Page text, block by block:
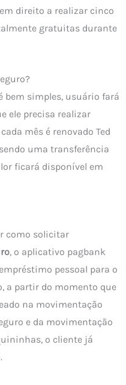
direito a realizar cinco
gratuitas durante
bem simples, usuário fará
ele precisa realizar
mês é renovado Ted
uma transferência
ficará disponível em
como solicitar
, o aplicativo pagbank
pessoal para o
a partir do momento que
na movimentação
e da movimentação
o cliente já